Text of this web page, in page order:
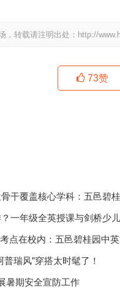
，转载请注明出处： http://
73赞
干覆盖核心学科：五邑碧
一年级全英授课与剑桥少
点在校内：五邑碧桂园中
瑞风”穿搭太时髦了！
暑期安全宣防工作